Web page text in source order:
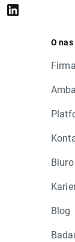
O nas
Firma
Blog